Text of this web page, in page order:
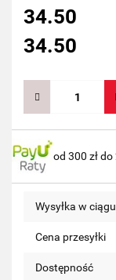
34.50
34.50
od 300 zł do
Wysyłka w ciągu
Cena przesyłki
Dostępność